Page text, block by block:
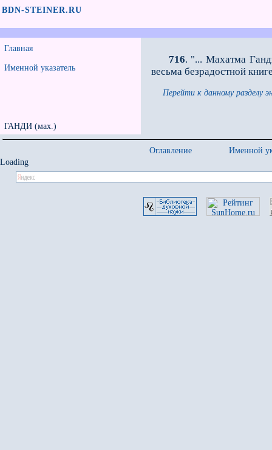
BDN-STEINER.RU
Главная
Именной указатель
ГАНДИ (мах.)
716. "... Махатма
весьма безрадостной
Перейти к данному разделу
Оглавление
Именной
Loading